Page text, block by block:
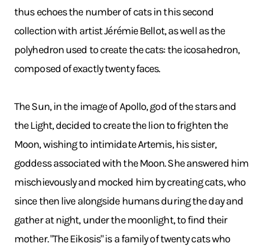
thus echoes the number of cats in this second
collection with artist Jérémie Bellot, as well as the
polyhedron used to create the cats: the icosahedron,
composed of exactly twenty faces.
The Sun, in the image of Apollo, god of the stars and
the Light, decided to create the lion to frighten the
Moon, wishing to intimidate Artemis, his sister,
goddess associated with the Moon. She answered him
mischievously and mocked him by creating cats, who
since then live alongside humans during the day and
gather at night, under the moonlight, to find their
mother. "The Eikosis" is a family of twenty cats who